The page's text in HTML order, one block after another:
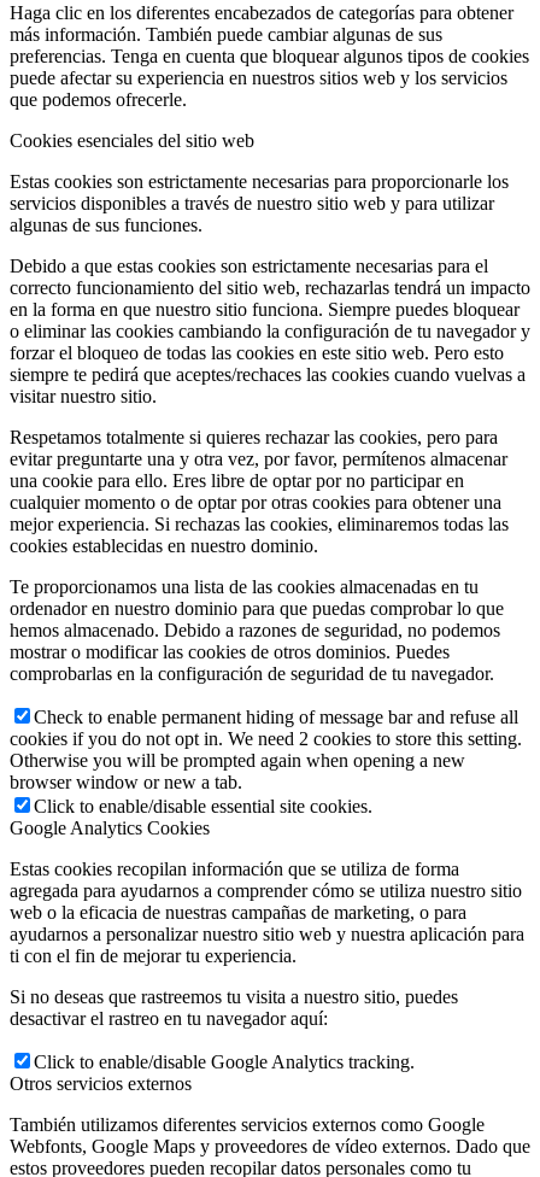
Haga clic en los diferentes encabezados de categorías para obtener
más información. También puede cambiar algunas de sus
preferencias. Tenga en cuenta que bloquear algunos tipos de cookies
puede afectar su experiencia en nuestros sitios web y los servicios
que podemos ofrecerle.
Cookies esenciales del sitio web
Estas cookies son estrictamente necesarias para proporcionarle los
servicios disponibles a través de nuestro sitio web y para utilizar
algunas de sus funciones.
Debido a que estas cookies son estrictamente necesarias para el
correcto funcionamiento del sitio web, rechazarlas tendrá un impacto
en la forma en que nuestro sitio funciona. Siempre puedes bloquear
o eliminar las cookies cambiando la configuración de tu navegador y
forzar el bloqueo de todas las cookies en este sitio web. Pero esto
siempre te pedirá que aceptes/rechaces las cookies cuando vuelvas a
visitar nuestro sitio.
Respetamos totalmente si quieres rechazar las cookies, pero para
evitar preguntarte una y otra vez, por favor, permítenos almacenar
una cookie para ello. Eres libre de optar por no participar en
cualquier momento o de optar por otras cookies para obtener una
mejor experiencia. Si rechazas las cookies, eliminaremos todas las
cookies establecidas en nuestro dominio.
Te proporcionamos una lista de las cookies almacenadas en tu
ordenador en nuestro dominio para que puedas comprobar lo que
hemos almacenado. Debido a razones de seguridad, no podemos
mostrar o modificar las cookies de otros dominios. Puedes
comprobarlas en la configuración de seguridad de tu navegador.
Check to enable permanent hiding of message bar and refuse all
cookies if you do not opt in. We need 2 cookies to store this setting.
Otherwise you will be prompted again when opening a new
browser window or new a tab.
Click to enable/disable essential site cookies.
Google Analytics Cookies
Estas cookies recopilan información que se utiliza de forma
agregada para ayudarnos a comprender cómo se utiliza nuestro sitio
web o la eficacia de nuestras campañas de marketing, o para
ayudarnos a personalizar nuestro sitio web y nuestra aplicación para
ti con el fin de mejorar tu experiencia.
Si no deseas que rastreemos tu visita a nuestro sitio, puedes
desactivar el rastreo en tu navegador aquí:
Click to enable/disable Google Analytics tracking.
Otros servicios externos
También utilizamos diferentes servicios externos como Google
Webfonts, Google Maps y proveedores de vídeo externos. Dado que
estos proveedores pueden recopilar datos personales como tu